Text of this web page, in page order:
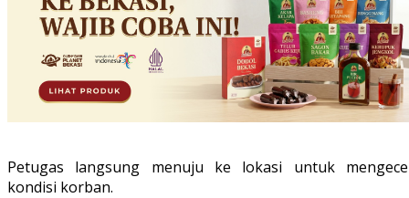
Petugas langsung menuju ke lokasi untuk
kondisi korban.